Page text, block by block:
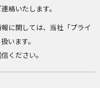
絡いたします。
に関しては、当社「プライ
います。
ください。